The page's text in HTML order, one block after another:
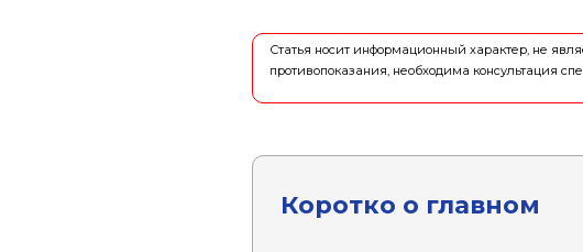
Статья носит информационный характер, не
противопоказания, необходима консультация
Коротко о главном